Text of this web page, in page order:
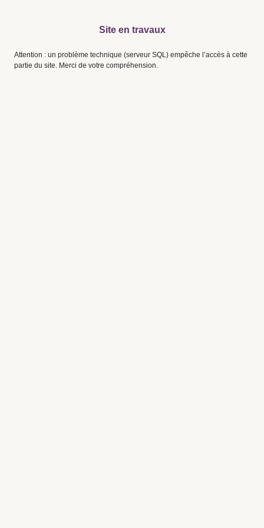
Site en travaux
Attention : un problème technique (serveur SQL) empêche l’accès à cette
partie du site. Merci de votre compréhension.